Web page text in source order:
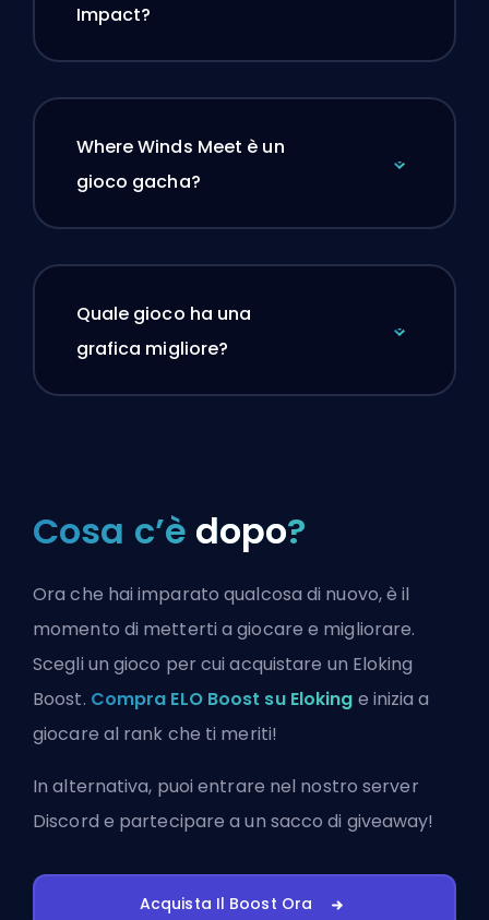
Impact?
Where Winds Meet è un
gioco gacha?
Quale gioco ha una
grafica migliore?
Cosa c’è dopo?
Ora che hai imparato qualcosa di nuovo, è il
momento di metterti a giocare e migliorare.
Scegli un gioco per cui acquistare un Eloking
Boost. Compra ELO Boost su Eloking e inizia a
giocare al rank che ti meriti!
In alternativa, puoientrare nel nostro server
Discord e partecipare a un sacco di giveaway!
Acquista Il Boost Ora